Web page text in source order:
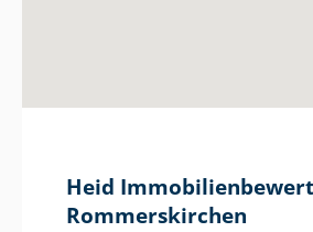
Heid
Rommerskirchen